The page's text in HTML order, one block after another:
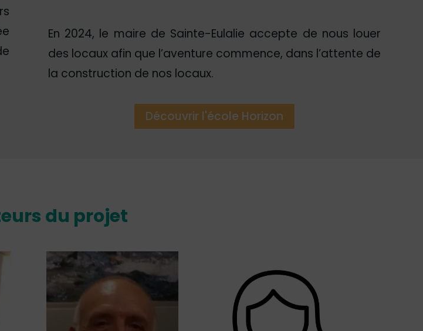
En 2024, le maire de Sainte-Eulalie accepte de nous louer
des locaux afin que l’aventure commence, dans l’attente de
la construction de nos locaux.
Découvrir l'école Horizon
du projet